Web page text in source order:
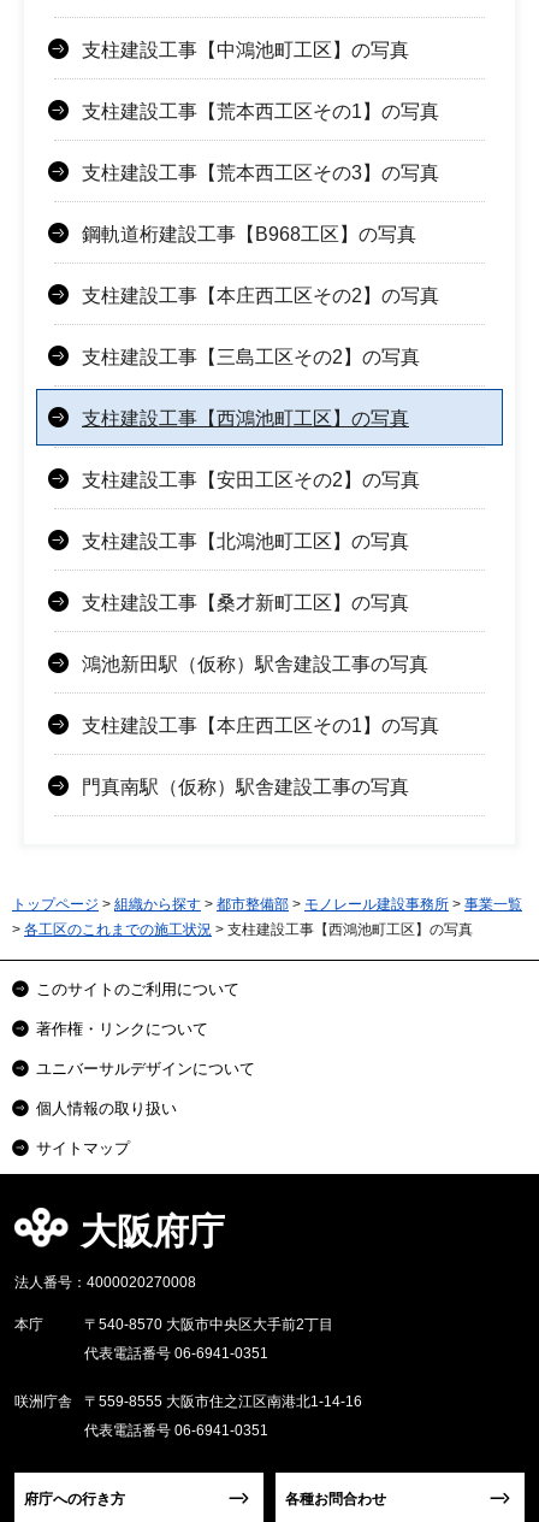
支柱建設工事【中鴻池町工区】の写真
支柱建設工事【荒本西工区その1】の写真
支柱建設工事【荒本西工区その3】の写真
鋼軌道桁建設工事【B968工区】の写真
支柱建設工事【本庄西工区その2】の写真
支柱建設工事【三島工区その2】の写真
支柱建設工事【西鴻池町工区】の写真
支柱建設工事【安田工区その2】の写真
支柱建設工事【北鴻池町工区】の写真
支柱建設工事【桑才新町工区】の写真
鴻池新田駅（仮称）駅舎建設工事の写真
支柱建設工事【本庄西工区その1】の写真
門真南駅（仮称）駅舎建設工事​の写真
トップページ > 組織から探す > 都市整備部 > モノレール建設事務所 > 事業一覧
> 各工区のこれまでの施工状況 > 支柱建設工事【西鴻池町工区】の写真
このサイトのご利用について
著作権・リンクについて
ユニバーサルデザインについて
個人情報の取り扱い
サイトマップ
大阪府庁
法人番号：4000020270008
本庁
〒540-8570 大阪市中央区大手前2丁目
代表電話番号 06-6941-0351
咲洲庁舎
〒559-8555 大阪市住之江区南港北1-14-16
代表電話番号 06-6941-0351
府庁への行き方 各種お問合わせ